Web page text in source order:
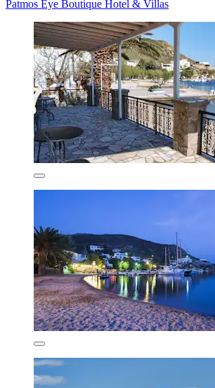
Patmos Eye Boutique Hotel & Villas